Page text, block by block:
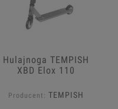
Hulajnoga TEMPISH
XBD Elox 110
Producent: TEMPISH